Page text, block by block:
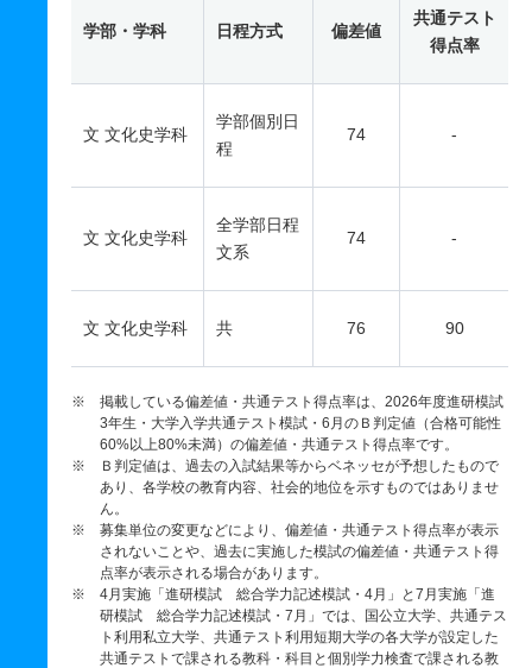
学部・学科 日程方式 偏差値
共通テスト
得点率
文 文化史学科
学部個別日
程
74 -
文 文化史学科
全学部日程
文系
74 -
文 文化史学科 共 76 90
※ 掲載している偏差値・共通テスト得点率は、2026年度進研模試
3年生・大学入学共通テスト模試・6月のＢ判定値（合格可能性
60%以上80%未満）の偏差値・共通テスト得点率です。
※ Ｂ判定値は、過去の入試結果等からベネッセが予想したもので
あり、各学校の教育内容、社会的地位を示すものではありませ
ん。
※ 募集単位の変更などにより、偏差値・共通テスト得点率が表示
されないことや、過去に実施した模試の偏差値・共通テスト得
点率が表示される場合があります。
※ 4月実施「進研模試 総合学力記述模試・4月」と7月実施「進
研模試 総合学力記述模試・7月」では、国公立大学、共通テス
ト利用私立大学、共通テスト利用短期大学の各大学が設定した
共通テストで課される教科・科目と個別学力検査で課される教